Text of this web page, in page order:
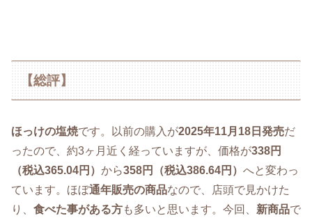
【総評】
ほっけの塩焼です。以前の購入が2025年11月18日発売だ
ったので、約3ヶ月近く経っていますが、価格が338円
（税込365.04円） から358円（税込386.64円） へと変わっ
ています。ほぼ通年販売の商品なので、店頭で見かけた
り、 食べた事がある方も多いと思います。今回、 新商品で